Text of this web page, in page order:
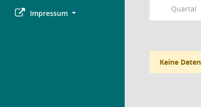
Impressum
Quartal
Keine